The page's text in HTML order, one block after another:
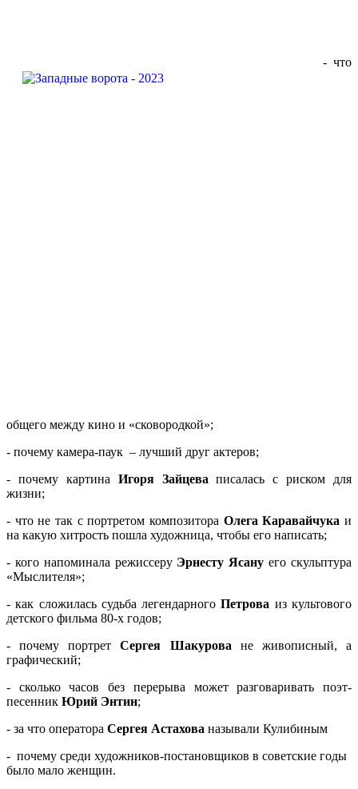
- что
общего между кино и «сковородкой»;
- почему камера-паук – лучший друг актеров;
- почему картина Игоря Зайцева писалась с риском для
жизни;
- что не так с портретом композитора Олега Каравайчука и
на какую хитрость пошла художница, чтобы его написать;
- кого напоминала режиссеру Эрнесту Ясану его скульптура
«Мыслителя»;
- как сложилась судьба легендарногоПетрова из культового
детского фильма 80-х годов;
- почему портретСергея Шакурова не живописный, а
графический;
- сколько часов без перерыва может разговаривать поэт-
песенник Юрий Энтин;
- за что оператора Сергея Астахова называли Кулибиным
- почему среди художников-постановщиков в советские годы
было мало женщин.